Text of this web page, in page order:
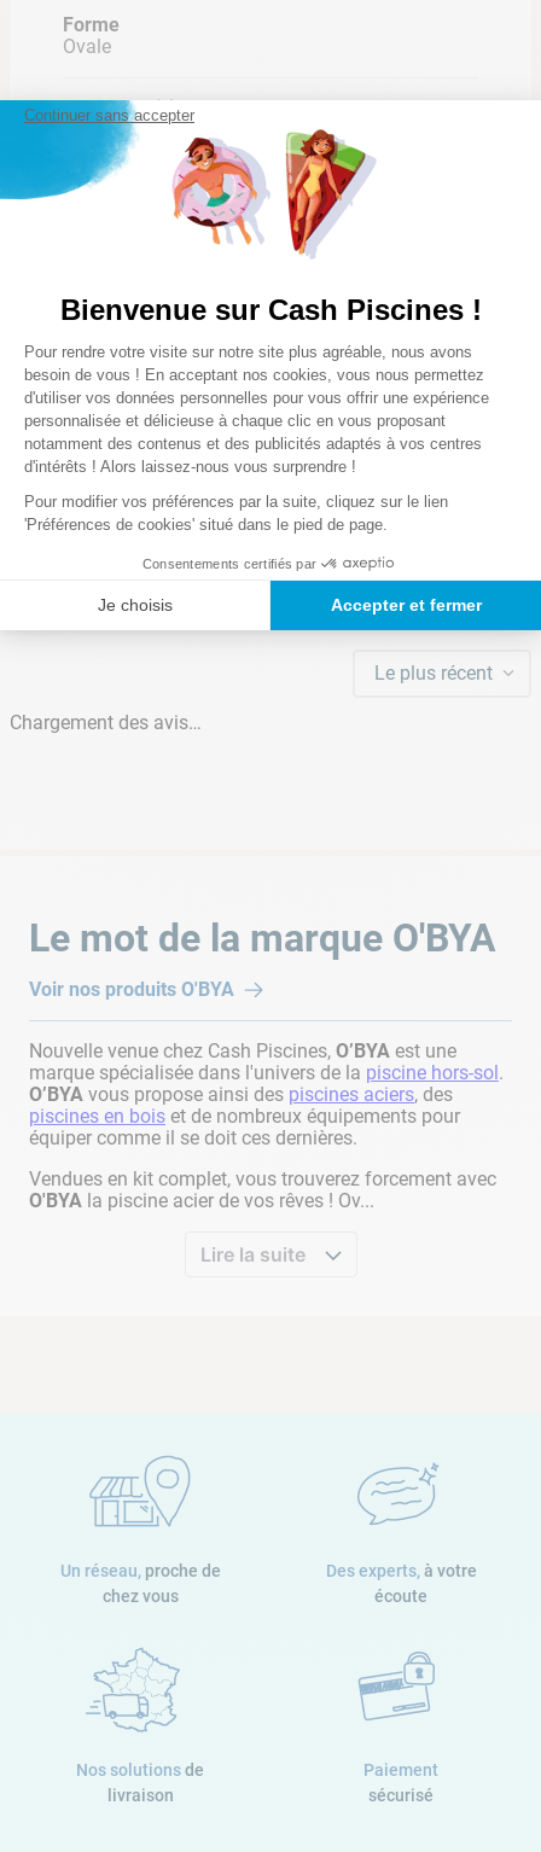
• Type d'accrochage: Overlap
LES CONSEILS CASH PISCINES
Découvrez nos conseils de spécialistes
• Comment choisir son liner de piscine ?
––
Forme
Ovale
Remarque(s)
N°SERIE : A relever sur le liner ou sur le carton
avant installation en cas de demande SAV
Précision(s)
Non compatible avec des piscines tubulaires
Poids des colis
17,69 Kg
Notre satisfaction, la votre
Avis clients
Veuillez vous connecter pour écrire un avis.
Le plus récent
Chargement des avis…
Le mot de la marque O'BYA
Voir nos produits O'BYA
Nouvelle venue chez Cash Piscines, O’BYA est une
marque spécialisée dans l'univers de la piscine hors-sol.
O’BYA vous propose ainsi des piscines aciers, des
piscines en bois et de nombreux équipements pour
équiper comme il se doit ces dernières.
Vendues en kit complet, vous trouverez forcement avec
O'BYA la piscine acier de vos rêves ! Ov...
Lire la suite
Un réseau, proche de
chez vous
Des experts, à votre
écoute
Nos solutionsde
livraison
Paiement
sécurisé
Continuer sans accepter
Bienvenue sur Cash Piscines !
Plateforme de Gestion du
Pour rendre votre visite sur notre site plus agréable, nous avons
besoin de vous ! En acceptant nos cookies, vous nous permettez
d'utiliser vos données personnelles pour vous offrir une expérience
personnalisée et délicieuse à chaque clic en vous proposant
notamment des contenus et des publicités adaptés à vos centres
d'intérêts ! Alors laissez-nous vous surprendre !
Pour modifier vos préférences par la suite, cliquez sur le lien
'Préférences de cookies' situé dans le pied de page.
Consentements certifiés par
Je choisis Accepter et fermer
Axeptio consent